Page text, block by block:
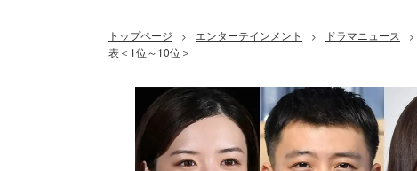
トップページ > エンターテインメント > ドラマニュース >
表＜1位～10位＞